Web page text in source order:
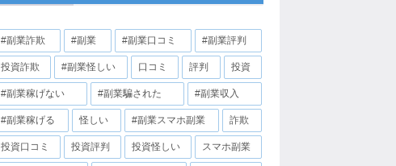
#副業詐欺 #副業 #副業口コミ #副業評判
投資詐欺 #副業怪しい 口コミ 評判 投資
#副業稼げない #副業騙された #副業収入
#副業稼げる 怪しい #副業スマホ副業 詐欺
投資口コミ 投資評判 投資怪しい スマホ副業